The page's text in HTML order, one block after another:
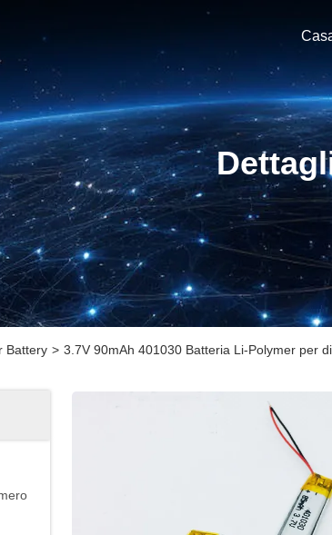
Battery > 3.7V 90mAh 401030 Batteria Li-Polymer per